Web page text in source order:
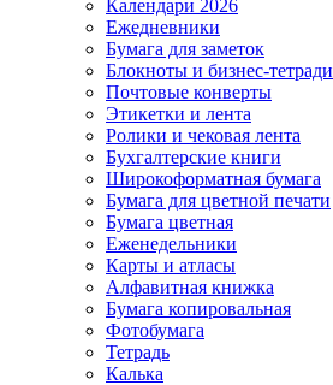
Календари 2026
Ежедневники
Бумага для заметок
Блокноты и бизнес-тетради
Почтовые конверты
Этикетки и лента
Ролики и чековая лента
Бухгалтерские книги
Широкоформатная бумага
Бумага для цветной печати
Бумага цветная
Еженедельники
Карты и атласы
Алфавитная книжка
Бумага копировальная
Фотобумага
Тетрадь
Калька